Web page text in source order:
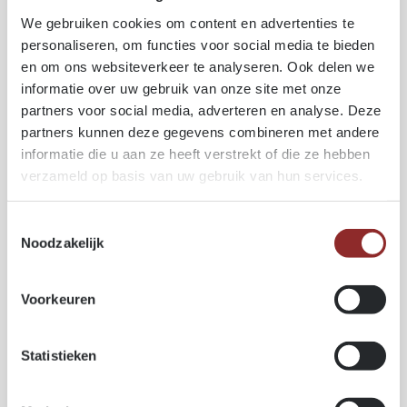
We gebruiken cookies om content en advertenties te
personaliseren, om functies voor social media te bieden
en om ons websiteverkeer te analyseren. Ook delen we
informatie over uw gebruik van onze site met onze
partners voor social media, adverteren en analyse. Deze
partners kunnen deze gegevens combineren met andere
informatie die u aan ze heeft verstrekt of die ze hebben
verzameld op basis van uw gebruik van hun services.
Noodzakelijk
Voorkeuren
Statistieken
Groot formaat
Bestaat volledig uit natuurlijke, niet-giftige materialen
TOEPASSINGEN
Deze drielaagse panelen lenen zich tot een brede
waaier van toepassingen, en dit zowel binnen als
Vloerplaten
Plafondstructuren (ondersteuning van hellende of
Gevelbekleding
Kozijnen en deuren